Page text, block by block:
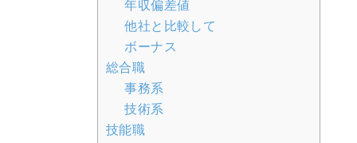
年収偏差値
他社と比較して
ボーナス
総合職
事務系
技術系
技能職